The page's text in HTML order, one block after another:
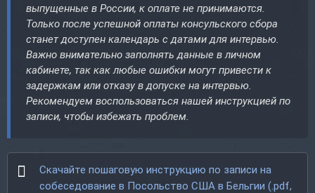
выпущенные в России, к оплате не принимаются.
Только после успешной оплаты консульского сбора
станет доступен календарь с датами для интервью.
Важно внимательно заполнять данные в личном
кабинете, так как любые ошибки могут привести к
задержкам или отказу в допуске на интервью.
Рекомендуем воспользоваться нашей инструкцией по
записи, чтобы избежать проблем.
Скачайте пошаговую инструкцию по записи на
собеседование в Посольство США в Бельгии (.pdf,